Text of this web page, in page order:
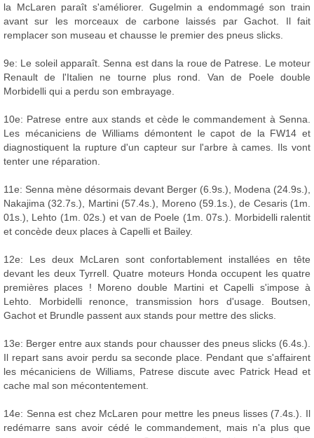
la McLaren paraît s'améliorer. Gugelmin a endommagé son train
avant sur les morceaux de carbone laissés par Gachot. Il fait
remplacer son museau et chausse le premier des pneus slicks.
9e: Le soleil apparaît. Senna est dans la roue de Patrese. Le moteur
Renault de l'Italien ne tourne plus rond. Van de Poele double
Morbidelli qui a perdu son embrayage.
10e: Patrese entre aux stands et cède le commandement à Senna.
Les mécaniciens de Williams démontent le capot de la FW14 et
diagnostiquent la rupture d'un capteur sur l'arbre à cames. Ils vont
tenter une réparation.
11e: Senna mène désormais devant Berger (6.9s.), Modena (24.9s.),
Nakajima (32.7s.), Martini (57.4s.), Moreno (59.1s.), de Cesaris (1m.
01s.), Lehto (1m. 02s.) et van de Poele (1m. 07s.). Morbidelli ralentit
et concède deux places à Capelli et Bailey.
12e: Les deux McLaren sont confortablement installées en tête
devant les deux Tyrrell. Quatre moteurs Honda occupent les quatre
premières places ! Moreno double Martini et Capelli s'impose à
Lehto. Morbidelli renonce, transmission hors d'usage. Boutsen,
Gachot et Brundle passent aux stands pour mettre des slicks.
13e: Berger entre aux stands pour chausser des pneus slicks (6.4s.).
Il repart sans avoir perdu sa seconde place. Pendant que s'affairent
les mécaniciens de Williams, Patrese discute avec Patrick Head et
cache mal son mécontentement.
14e: Senna est chez McLaren pour mettre les pneus lisses (7.4s.). Il
redémarre sans avoir cédé le commandement, mais n'a plus que